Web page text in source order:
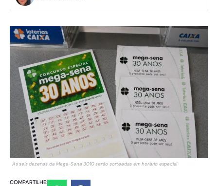
As seis dezenas da Mega-Sena 3010 serão sorteadas em horário especial
COMPARTILHE: